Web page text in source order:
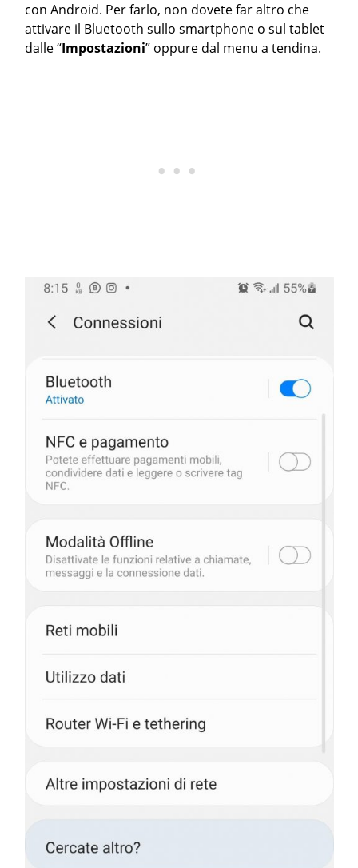
con Android. Per farlo, non dovete far altro che
attivare il Bluetooth sullo smartphone o sul tablet
dalle “Impostazioni” oppure dal menu a tendina.